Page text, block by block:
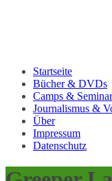
Startseite
Bücher & DVDs
Camps &
Journalismus &
Über
Impressum
Datenschutz